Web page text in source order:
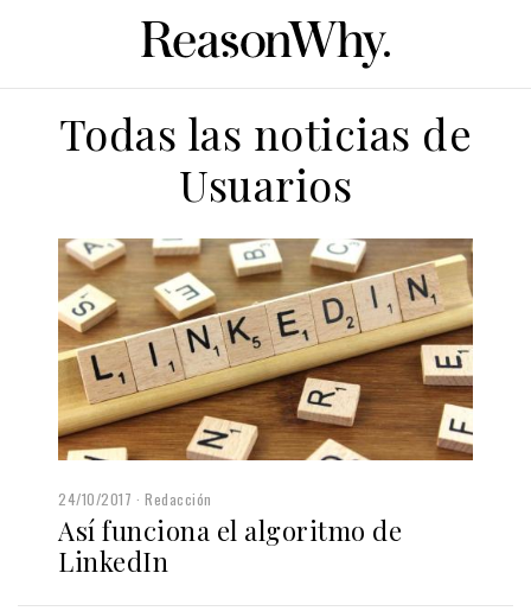
Todas las noticias de
Usuarios
24/10/2017 Redacción
Así funciona el algoritmo de
LinkedIn